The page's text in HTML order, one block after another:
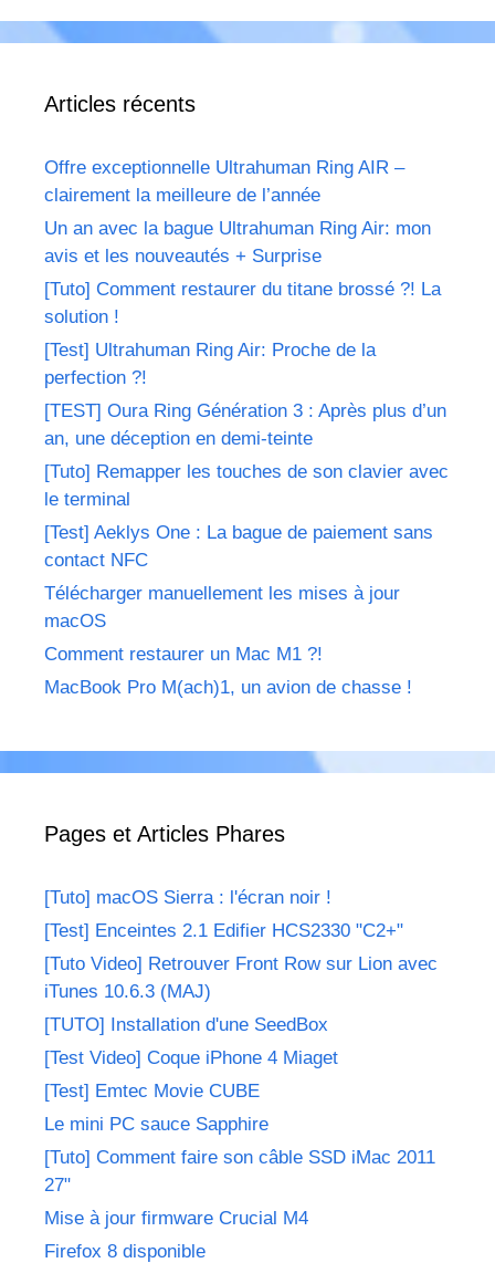
Articles récents
Offre exceptionnelle Ultrahuman Ring AIR –
clairement la meilleure de l’année
Un an avec la bague Ultrahuman Ring Air: mon
avis et les nouveautés + Surprise
[Tuto] Comment restaurer du titane brossé ?! La
solution !
[Test] Ultrahuman Ring Air: Proche de la
perfection ?!
[TEST] Oura Ring Génération 3 : Après plus d’un
an, une déception en demi-teinte
[Tuto] Remapper les touches de son clavier avec
le terminal
[Test] Aeklys One : La bague de paiement sans
contact NFC
Télécharger manuellement les mises à jour
macOS
Comment restaurer un Mac M1 ?!
MacBook Pro M(ach)1, un avion de chasse !
Pages et Articles Phares
[Tuto] macOS Sierra : l'écran noir !
[Test] Enceintes 2.1 Edifier HCS2330 "C2+"
[Tuto Video] Retrouver Front Row sur Lion avec
iTunes 10.6.3 (MAJ)
[TUTO] Installation d'une SeedBox
[Test Video] Coque iPhone 4 Miaget
[Test] Emtec Movie CUBE
Le mini PC sauce Sapphire
[Tuto] Comment faire son câble SSD iMac 2011
27"
Mise à jour firmware Crucial M4
Firefox 8 disponible